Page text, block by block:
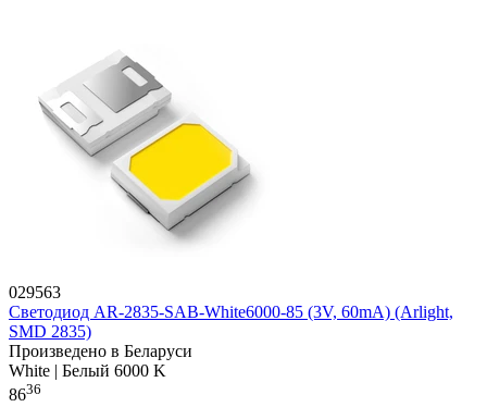
029563
Светодиод AR-2835-SAB-White6000-85 (3V, 60mA) (Arlight,
SMD 2835)
Произведено в Беларуси
White | Белый 6000 K
8636